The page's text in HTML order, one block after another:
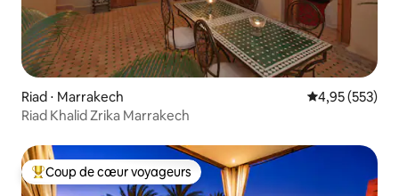
Riad ⋅ Marrakech Évaluation
4,95 (553)
Riad Khalid Zrika Marrakech
Coups de cœur voyageurs les plus appréciés
Coup de cœur voyageurs